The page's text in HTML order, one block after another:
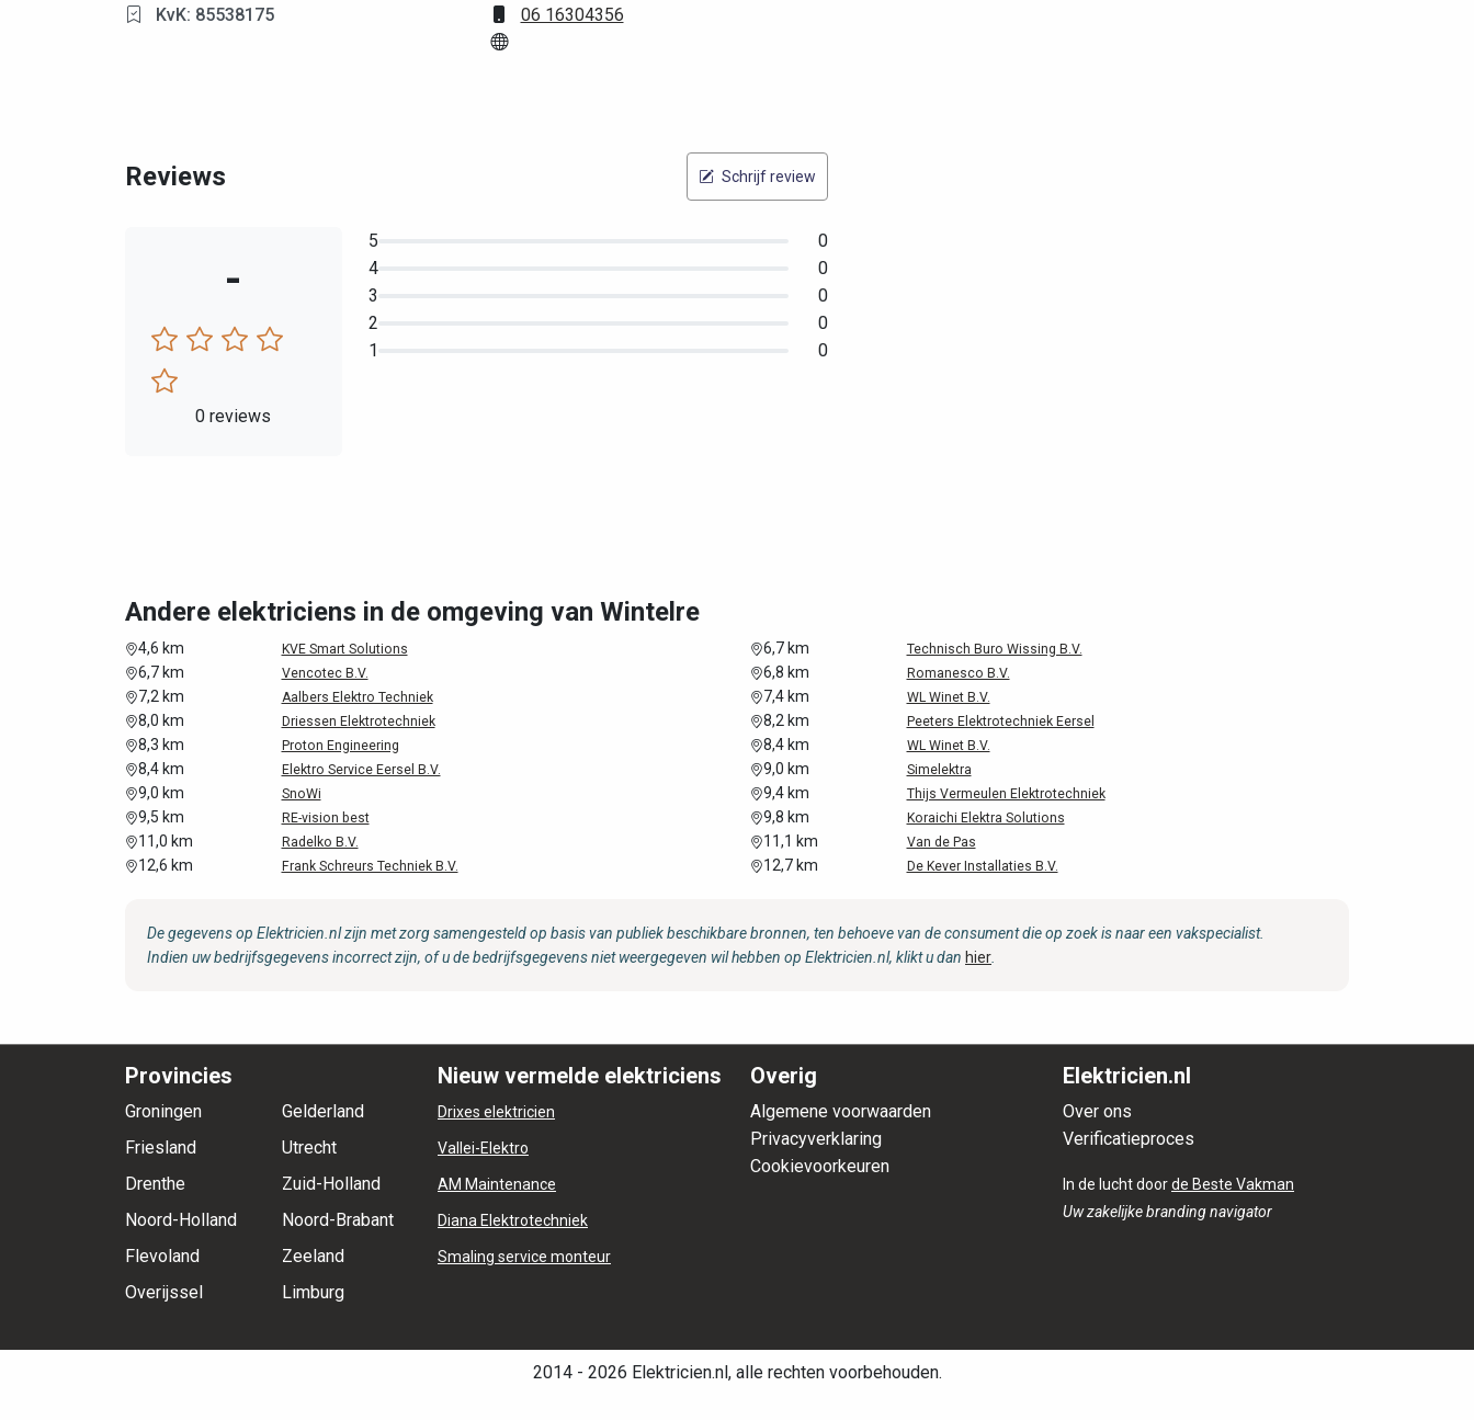
KvK: 85538175
06 16304356
Reviews Schrijf review
-
0 reviews
5
0
4
0
3
0
2
0
1
0
Andere elektriciens in de omgeving van Wintelre
4,6 km KVE Smart Solutions 6,7 km Technisch Buro Wissing B.V.
6,7 km Vencotec B.V. 6,8 km Romanesco B.V.
7,2 km Aalbers Elektro Techniek 7,4 km WL Winet B.V.
8,0 km Driessen Elektrotechniek 8,2 km Peeters Elektrotechniek Eersel
8,3 km Proton Engineering 8,4 km WL Winet B.V.
8,4 km Elektro Service Eersel B.V. 9,0 km Simelektra
9,0 km SnoWi 9,4 km Thijs Vermeulen Elektrotechniek
9,5 km RE-vision best 9,8 km Koraichi Elektra Solutions
11,0 km Radelko B.V. 11,1 km Van de Pas
12,6 km Frank Schreurs Techniek B.V. 12,7 km De Kever Installaties B.V.
De gegevens op Elektricien.nl zijn met zorg samengesteld op basis van publiek beschikbare bronnen, ten behoeve van de consument die op zoek is naar een vakspecialist.
Indien uw bedrijfsgegevens incorrect zijn, of u de bedrijfsgegevens niet weergegeven wil hebben op Elektricien.nl, klikt u dan hier
Provincies
Groningen
Friesland
Drenthe
Noord-Holland
Flevoland
Overijssel
Gelderland
Utrecht
Zuid-Holland
Noord-Brabant
Zeeland
Limburg
Nieuw vermelde elektriciens
Drixes elektricien
Vallei-Elektro
AM Maintenance
Diana Elektrotechniek
Smaling service monteur
Overig
Algemene voorwaarden
Privacyverklaring
Cookievoorkeuren
Elektricien.nl
Over ons
Verificatieproces
In de lucht doorde Beste Vakman
Uw zakelijke branding navigator
2014 - 2026 Elektricien.nl, alle rechten voorbehouden.